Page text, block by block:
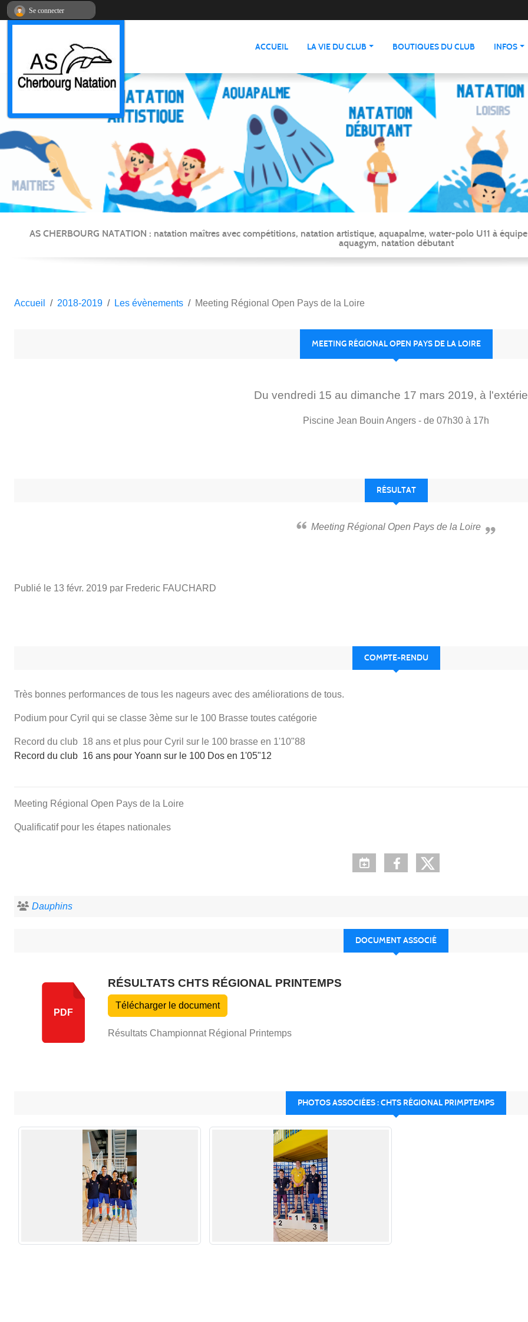
ACCUEIL LA VIE DU CLUB BOUTIQUES DU CLUB INFOS
AS CHERBOURG NATATION : natation maîtres avec compétitions, natation artistique, aquapalme, water-polo U11 à
aquagym, natation débutant
Accueil 2018-2019 Les évènements Meeting Régional Open Pays de la Loire
MEETING RÉGIONAL OPEN PAYS DE LA LOIRE
Du vendredi 15 au dimanche 17 mars 2019, à
Piscine Jean Bouin Angers - de 07h30 à 17h
RÉSULTAT
Meeting Régional Open Pays de la Loire
Publié le 13 févr. 2019 par Frederic FAUCHARD
COMPTE-RENDU
Très bonnes performances de tous les nageurs avec des améliorations de tous.
Podium pour Cyril qui se classe 3ème sur le 100 Brasse toutes catégorie
Record du club 18 ans et plus pour Cyril sur le 100 brasse en 1'10"88
Record du club 16 ans pour Yoann sur le 100 Dos en 1'05"12
Meeting Régional Open Pays de la Loire
Qualificatif pour les étapes nationales
Dauphins
DOCUMENT ASSOCIÉ
PDF
RÉSULTATS CHTS RÉGIONAL PRINTEMPS
Télécharger le document
Résultats Championnat Régional Printemps
PHOTOS ASSOCIÉES : CHTS RÉGIONAL PRIMPTEMPS
Se connecter
Panneau de gestion des cookies